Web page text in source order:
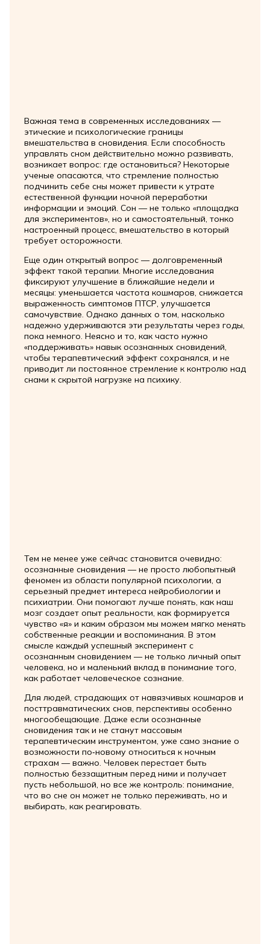
Важная тема в современных исследованиях —
этические и психологические границы
вмешательства в сновидения. Если способность
управлять сном действительно можно развивать,
возникает вопрос: где остановиться? Некоторые
ученые опасаются, что стремление полностью
подчинить себе сны может привести к утрате
естественной функции ночной переработки
информации и эмоций. Сон — не только «площадка
для экспериментов», но и самостоятельный, тонко
настроенный процесс, вмешательство в который
требует осторожности.
Еще один открытый вопрос — долговременный
эффект такой терапии. Многие исследования
фиксируют улучшение в ближайшие недели и
месяцы: уменьшается частота кошмаров, снижается
выраженность симптомов ПТСР, улучшается
самочувствие. Однако данных о том, насколько
надежно удерживаются эти результаты через годы,
пока немного. Неясно и то, как часто нужно
«поддерживать» навык осознанных сновидений,
чтобы терапевтический эффект сохранялся, и не
приводит ли постоянное стремление к контролю над
снами к скрытой нагрузке на психику.
Тем не менее уже сейчас становится очевидно:
осознанные сновидения — не просто любопытный
феномен из области популярной психологии, а
серьезный предмет интереса нейробиологии и
психиатрии. Они помогают лучше понять, как наш
мозг создает опыт реальности, как формируется
чувство «я» и каким образом мы можем мягко менять
собственные реакции и воспоминания. В этом
смысле каждый успешный эксперимент с
осознанным сновидением — не только личный опыт
человека, но и маленький вклад в понимание того,
как работает человеческое сознание.
Для людей, страдающих от навязчивых кошмаров и
посттравматических снов, перспективы особенно
многообещающие. Даже если осознанные
сновидения так и не станут массовым
терапевтическим инструментом, уже само знание о
возможности по‑новому относиться к ночным
страхам — важно. Человек перестает быть
полностью беззащитным перед ними и получает
пусть небольшой, но все же контроль: понимание,
что во сне он может не только переживать, но и
выбирать, как реагировать.